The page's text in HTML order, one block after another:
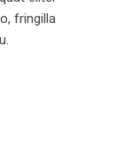
fringilla